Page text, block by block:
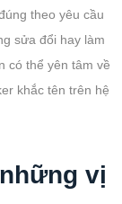
theo yêu cầu
sửa đổi hay làm
có thể yên tâm về
khắc tên trên hệ
vị